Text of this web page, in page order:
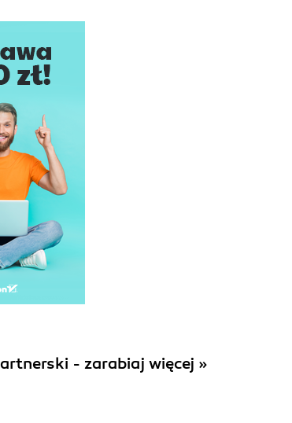
- zarabiaj więcej »